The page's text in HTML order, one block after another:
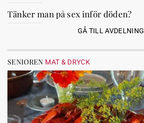
Tänker man på sex inför döden?
GÅ TILL AVDELNING
SENIOREN MAT & DRYCK